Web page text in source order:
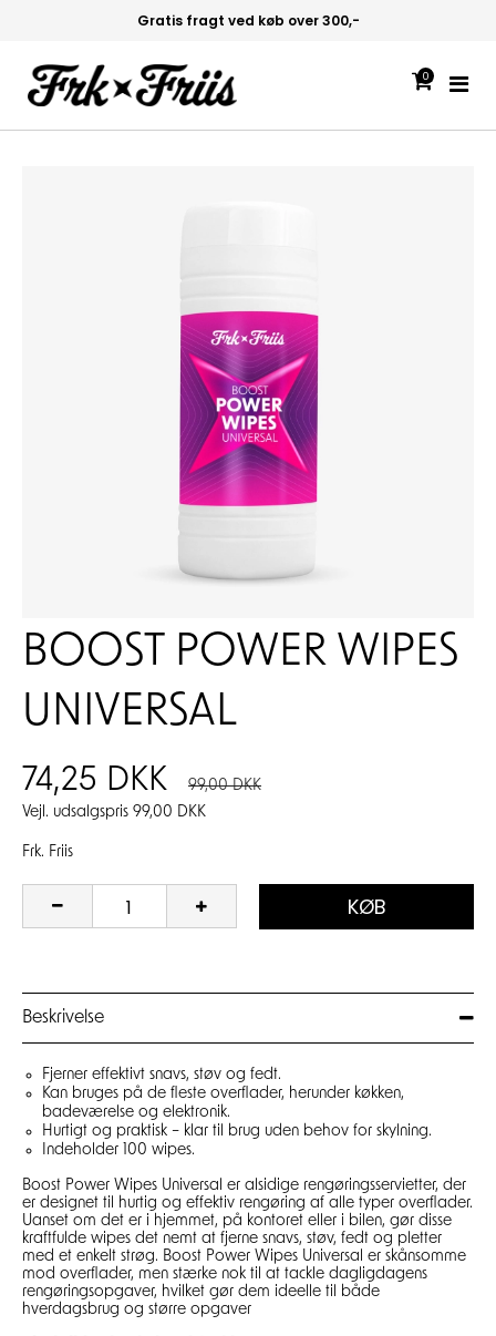
Gratis fragt ved køb over 300,-
0
BOOST POWER WIPES
UNIVERSAL
74,25 DKK
99,00 DKK
Vejl. udsalgspris 99,00 DKK
Frk. Friis
KØB
Beskrivelse
Fjerner effektivt snavs, støv og fedt.
Kan bruges på de fleste overflader, herunder køkken,
badeværelse og elektronik.
Hurtigt og praktisk – klar til brug uden behov for skylning.
Indeholder 100 wipes.
Boost Power Wipes Universal er alsidige rengøringsservietter, der
er designet til hurtig og effektiv rengøring af alle typer overflader.
Uanset om det er i hjemmet, på kontoret eller i bilen, gør disse
kraftfulde wipes det nemt at fjerne snavs, støv, fedt og pletter
med et enkelt strøg. Boost Power Wipes Universal er skånsomme
mod overflader, men stærke nok til at tackle dagligdagens
rengøringsopgaver, hvilket gør dem ideelle til både
hverdagsbrug og større opgaver